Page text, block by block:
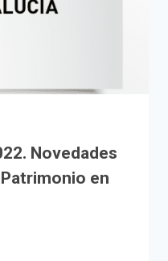
Novedades
en